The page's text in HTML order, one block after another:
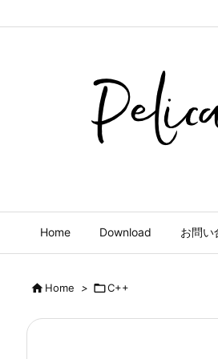
Home Download お問い
Home > C++